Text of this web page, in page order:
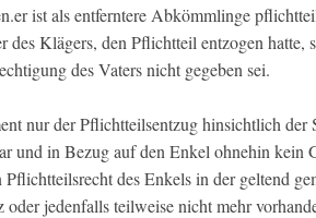
ist als entferntere Abkömmlinge
des Klägers, den Pflichtteil entzogen hatte,
des Vaters nicht gegeben sei.
nur der Pflichtteilsentzug hinsichtlich der
und in Bezug auf den Enkel ohnehin kein
Pflichtteilsrecht des Enkels in der geltend
oder jedenfalls teilweise nicht mehr